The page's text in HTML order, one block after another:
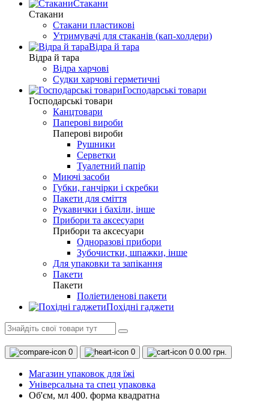
Стакани
Стакани
Стакани пластикові
Утримувачі для стаканів (кап-холдери)
Відра й тара
Відра й тара
Відра харчові
Судки харчові герметичні
Господарські товари
Господарські товари
Канцтовари
Паперові вироби
Паперові вироби
Рушники
Серветки
Туалетний папір
Миючі засоби
Губки, ганчірки і скребки
Пакети для сміття
Рукавички і бахіли, інше
Прибори та аксесуари
Прибори та аксесуари
Одноразові прибори
Зубочистки, шпажки, інше
Для упаковки та запікання
Пакети
Пакети
Поліетиленові пакети
Похідні гаджети
0 0 0 0.00 грн.
Магазин упаковок для їжі
Універсальна та спец упаковка
Об'єм, мл 400. форма квадратна